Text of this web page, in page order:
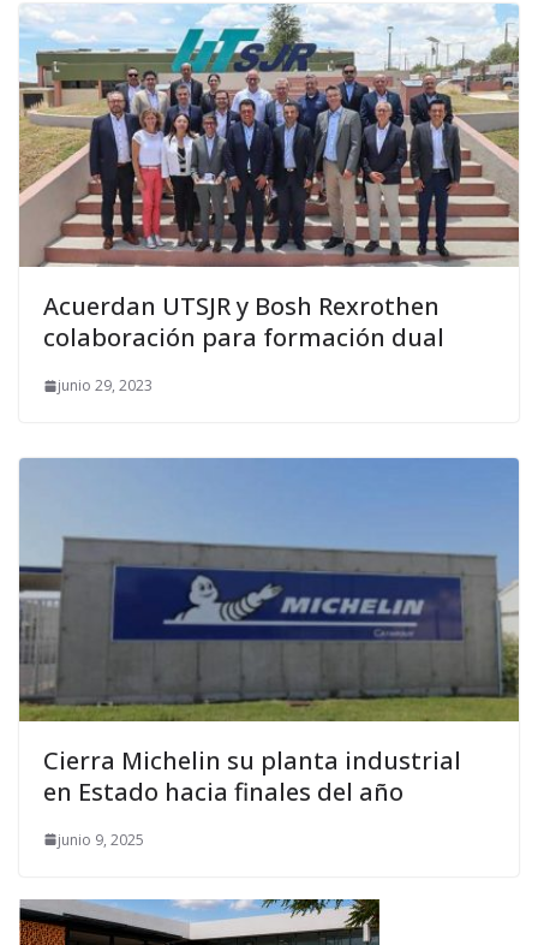
Acuerdan UTSJR y Bosh Rexrothen
colaboración para formación dual
junio 29, 2023
Cierra Michelin su planta industrial
en Estado hacia finales del año
junio 9, 2025